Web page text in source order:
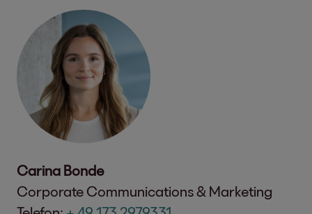
Carina Bonde
Corporate Communications & Marketing